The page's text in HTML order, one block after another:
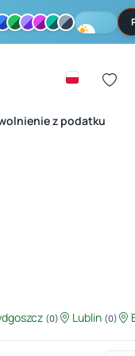
z podatku
(0) Lublin (0)